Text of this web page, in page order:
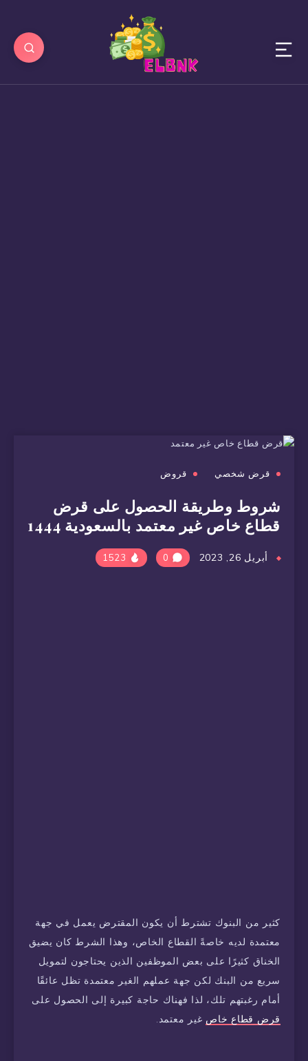
قرض شخصي قروض
شروط وطريقة الحصول على قرض
قطاع خاص غير معتمد بالسعودية 1444
أبريل 26, 2023 0
كثير من البنوك تشترط أن يكون المقترض يعمل في جهة
معتمدة لديه خاصةً القطاع الخاص، وهذا الشرط كان يضيق
الخناق كثيرًا على بعض الموظفين الذين يحتاجون لتمويل
سريع من البنك لكن جهة عملهم الغير معتمدة تظل عائقًا
أمام رغبتهم تلك، لذا فهناك حاجة كبيرة إلى الحصول على
قرض قطاع خاص غير معتمد.